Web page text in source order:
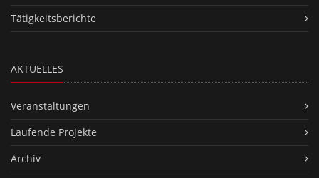
Tätigkeitsberichte
AKTUELLES
Veranstaltungen
Laufende Projekte
Archiv